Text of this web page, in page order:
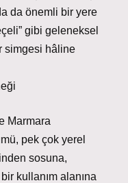
da önemli bir yere
gibi geleneksel
simgesi hâline
Marmara
pek çok yerel
sosuna,
kullanım alanına